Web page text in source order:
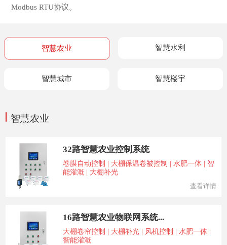
Modbus RTU协议。
智慧农业 智慧水利
智慧城市 智慧楼宇
智慧农业
32路智慧农业控制系统
卷膜自动控制 | 大棚保温卷被控制 | 水肥一体 | 智
能灌溉 | 大棚补光
查看详情
16路智慧农业物联网系统...
大棚卷帘控制 | 大棚补光 | 风机控制 | 水肥一体 |
智能灌溉